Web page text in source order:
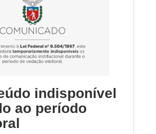
indisponível
ao período